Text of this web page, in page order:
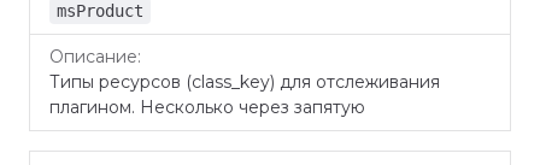
msProduct
Типы ресурсов (class_key) для отслеживания
плагином. Несколько через запятую